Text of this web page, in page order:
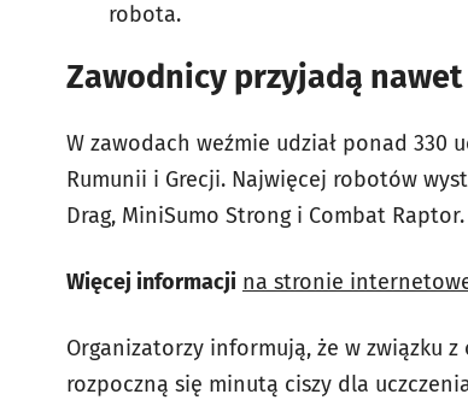
robota.
Zawodnicy przyjadą nawet
W zawodach weźmie udział ponad 330
Rumunii i Grecji. Najwięcej robotów
Drag, MiniSumo Strong i Combat Raptor.
Więcej informacji na stronie
Organizatorzy informują, że w związku
rozpoczną się minutą ciszy dla